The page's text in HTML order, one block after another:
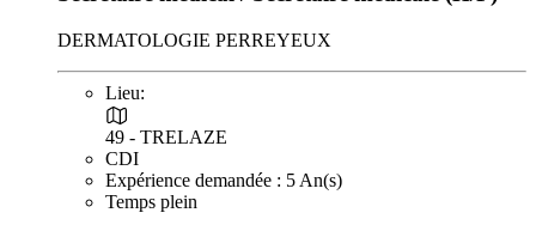
DERMATOLOGIE PERREYEUX
Lieu:
49 - TRELAZE
CDI
Expérience demandée : 5 An(s)
Temps plein